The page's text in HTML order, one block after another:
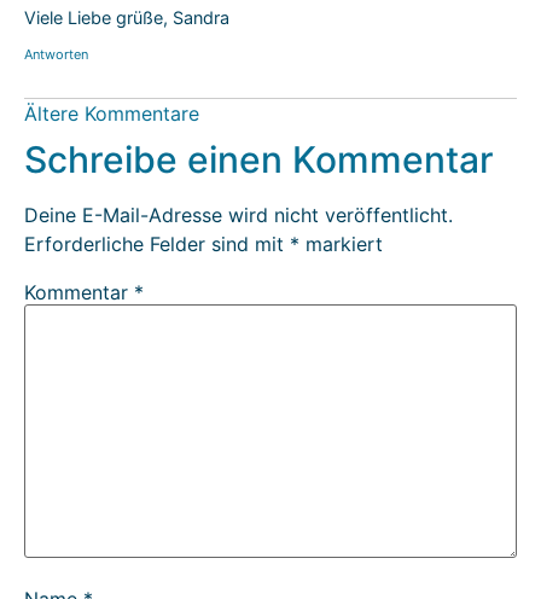
Viele Liebe grüße, Sandra
Antworten
Ältere Kommentare
Schreibe einen Kommentar
Deine E-Mail-Adresse wird nicht veröffentlicht.
Erforderliche Felder sind mit * markiert
Kommentar *